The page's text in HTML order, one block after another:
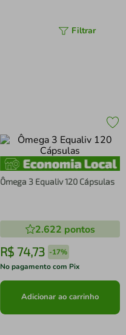
Filtrar
Ômega 3 Equaliv 120 Cápsulas
2.622 pontos
R$ 74,73 -17%
No pagamento com Pix
Adicionar ao carrinho